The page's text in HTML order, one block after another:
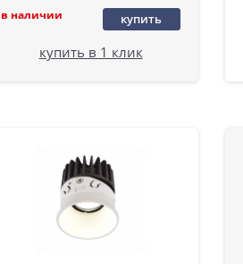
в наличии купить
купить в 1 клик